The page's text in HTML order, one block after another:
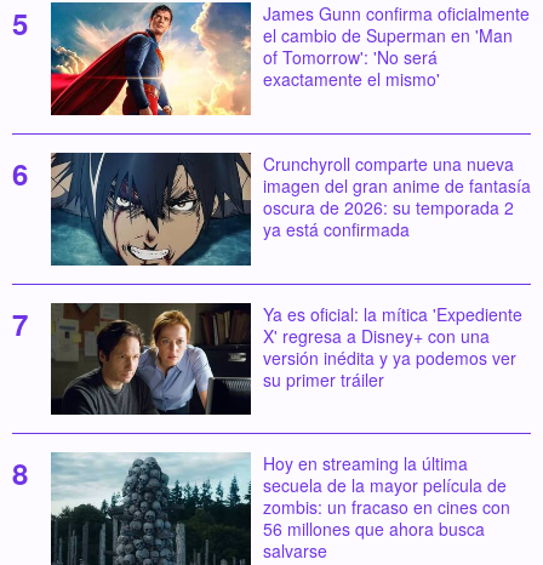
James Gunn confirma oficialmente
el cambio de Superman en 'Man
of Tomorrow': 'No será
exactamente el mismo'
Crunchyroll comparte una nueva
imagen del gran anime de fantasía
oscura de 2026: su temporada 2
ya está confirmada
Ya es oficial: la mítica 'Expediente
X' regresa a Disney+ con una
versión inédita y ya podemos ver
su primer tráiler
Hoy en streaming la última
secuela de la mayor película de
zombis: un fracaso en cines con
56 millones que ahora busca
salvarse